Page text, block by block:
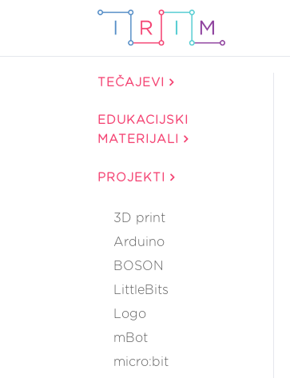
TEČAJEVI
EDUKACIJSKI
MATERIJALI
PROJEKTI
3D print
Arduino
BOSON
LittleBits
Logo
mBot
micro:bit